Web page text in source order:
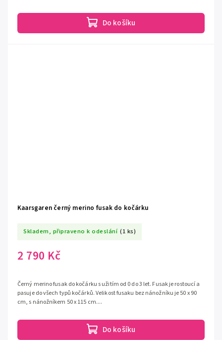
Do košíku
Kaarsgaren černý merino fusak do kočárku
Skladem, připraveno k odeslání (1 ks)
2 790 Kč
Do košíku
Černý merino fusak do kočárku s užitím od 0 do 3 let. Fusak je rostoucí a
pasuje do všech typů kočárků. Velikost fusaku bez nánožníku je 50 x 90
cm, s nánožníkem 50 x 115 cm....